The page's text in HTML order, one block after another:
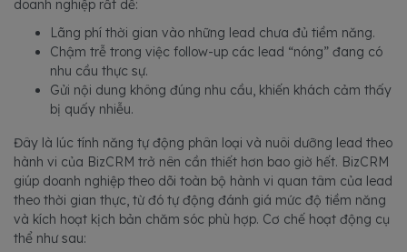
doanh nghiệp rất dễ:
Lãng phí thời gian vào những lead chưa đủ tiềm năng.
Chậm trễ trong việc follow-up các lead “nóng” đang có
nhu cầu thực sự.
Gửi nội dung không đúng nhu cầu, khiến khách cảm thấy
bị quấy nhiễu.
Đây là lúc tính năng tự động phân loại và nuôi dưỡng lead theo
hành vi của BizCRM trở nên cần thiết hơn bao giờ hết. BizCRM
giúp doanh nghiệp theo dõi toàn bộ hành vi quan tâm của lead
theo thời gian thực, từ đó tự động đánh giá mức độ tiềm năng
và kích hoạt kịch bản chăm sóc phù hợp. Cơ chế hoạt động cụ
thể như sau: